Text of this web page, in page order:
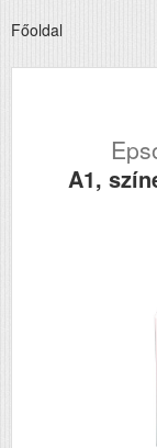
Főoldal
A1,